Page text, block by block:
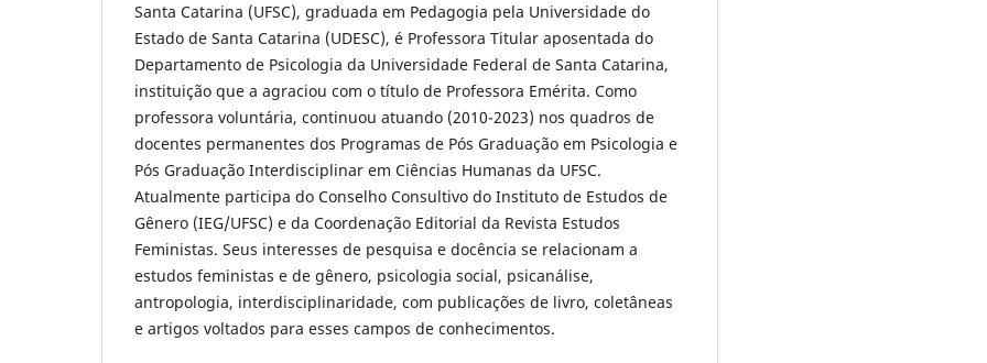
Santa Catarina (UFSC), graduada em Pedagogia pela Universidade do
Estado de Santa Catarina (UDESC), é Professora Titular aposentada do
Departamento de Psicologia da Universidade Federal de Santa Catarina,
instituição que a agraciou com o título de Professora Emérita. Como
professora voluntária, continuou atuando (2010-2023) nos quadros de
docentes permanentes dos Programas de Pós Graduação em Psicologia e
Pós Graduação Interdisciplinar em Ciências Humanas da UFSC.
Atualmente participa do Conselho Consultivo do Instituto de Estudos de
Gênero (IEG/UFSC) e da Coordenação Editorial da Revista Estudos
Feministas. Seus interesses de pesquisa e docência se relacionam a
estudos feministas e de gênero, psicologia social, psicanálise,
antropologia, interdisciplinaridade, com publicações de livro, coletâneas
e artigos voltados para esses campos de conhecimentos.